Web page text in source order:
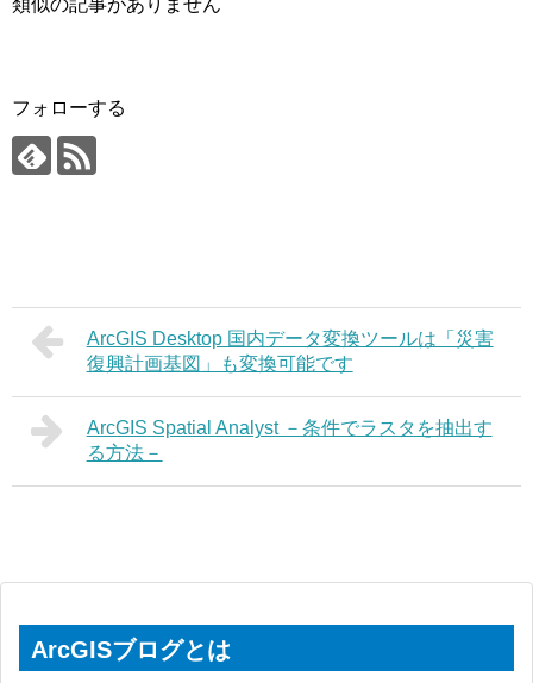
類似の記事がありません
フォローする
ArcGIS Desktop 国内データ変換ツールは「災害
復興計画基図」も変換可能です
ArcGIS Spatial Analyst －条件でラスタを抽出す
る方法－
ArcGISブログとは